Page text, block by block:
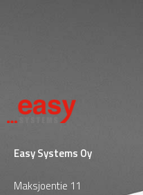
Easy Systems Oy
Maksjoentie 11